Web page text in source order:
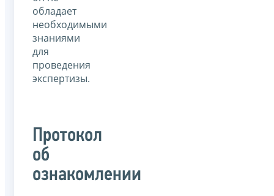
обладает
необходимыми
знаниями
для
проведения
экспертизы.
Протокол
об
ознакомлении